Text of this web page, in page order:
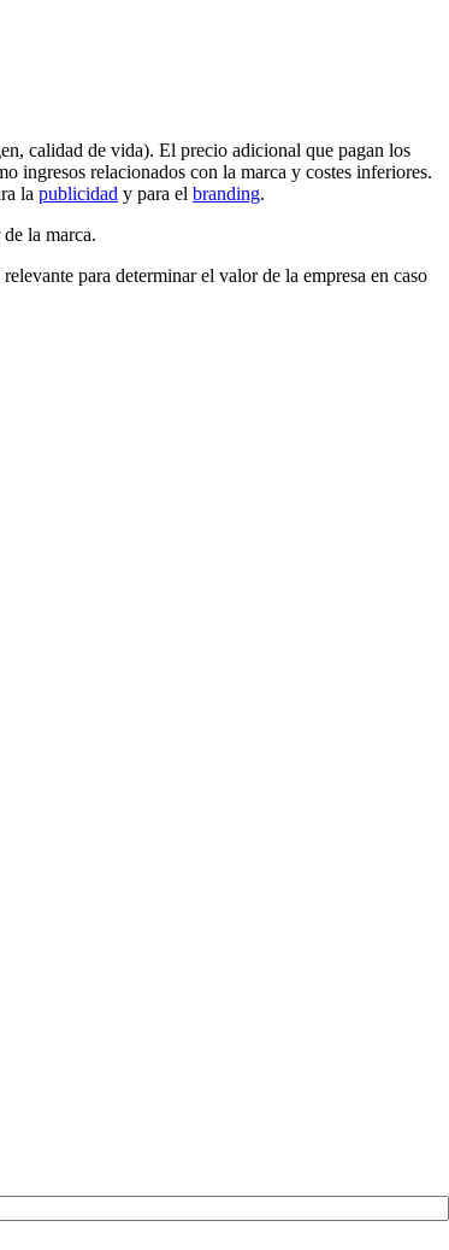
calidad de vida). El precio adicional que pagan los
ingresos relacionados con la marca y costes inferiores.
la publicidad y para el branding.
la marca.
para determinar el valor de la empresa en caso